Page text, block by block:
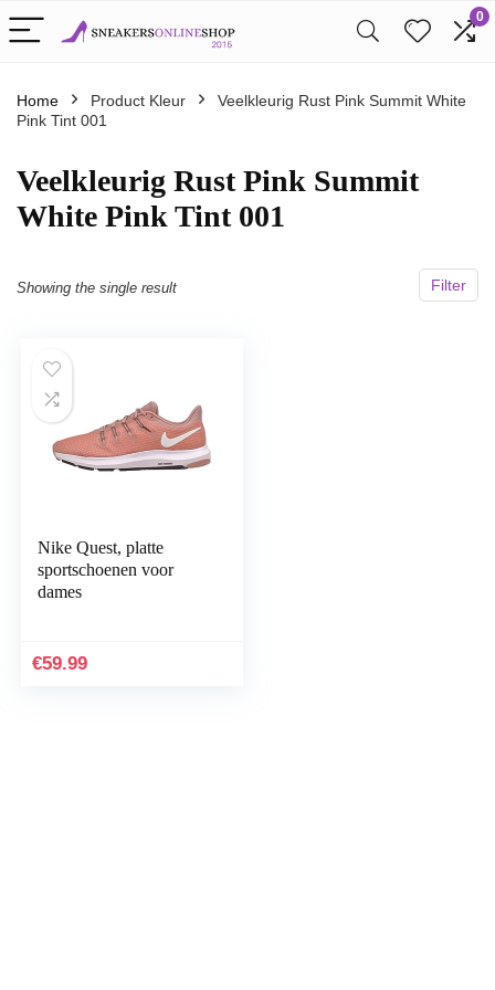
0
Home Product Kleur
Veelkleurig Rust Pink Summit White
Pink Tint 001
Veelkleurig Rust Pink Summit
White Pink Tint 001
Filter
Showing the single result
Nike Quest, platte
sportschoenen voor
dames
€59.99